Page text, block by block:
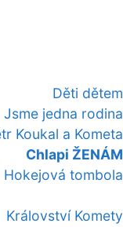
Děti dětem
Jsme jedna rodina
Koukal a Kometa
Chlapi ŽENÁM
Hokejová tombola
Království Komety